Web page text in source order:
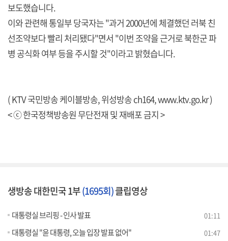
보도했습니다.
이와 관련해 통일부 당국자는 "과거 2000년에 체결했던 러북 친
선조약보다 빨리 처리됐다"면서 "이번 조약을 근거로 북한군 파
병 공식화 여부 등을 주시할 것"이라고 밝혔습니다.
( KTV 국민방송 케이블방송, 위성방송 ch164,www.ktv.go.kr)
< ⓒ 한국정책방송원 무단전재 및 재배포 금지 >
생방송 대한민국 1부(1695회)클립영상
대통령실 브리핑 - 인사 발표 01:11
대통령실 "윤 대통령, 오늘 입장 발표 없어" 01:47